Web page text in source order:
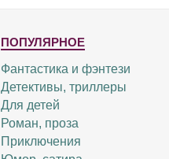
ПОПУЛЯРНОЕ
Фантастика и фэнтези
Детективы, триллеры
Для детей
Роман, проза
Приключения